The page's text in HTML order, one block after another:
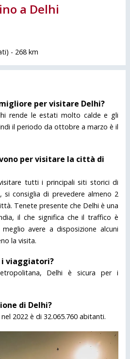
a Delhi
- 268 km
per visitare Delhi?
rende le estati molto calde e gli
il periodo da ottobre a marzo è il
per visitare la città di
tutti i principali siti storici di
si consiglia di prevedere almeno 2
Tenete presente che Delhi è una
il che significa che il traffico è
avere a disposizione alcuni
la visita.
i viaggiatori?
Delhi è sicura per i
di Delhi?
2022 è di 32.065.760 abitanti.